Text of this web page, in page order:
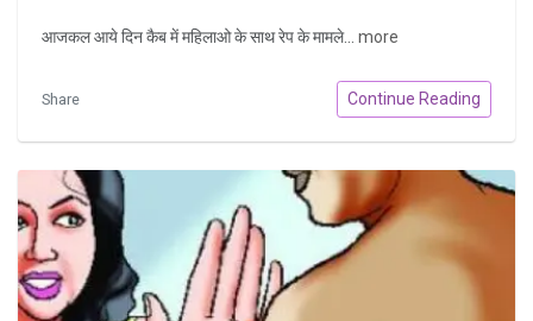
आजकल आये दिन कैब में महिलाओ के साथ रेप के मामले... more
Share Continue Reading